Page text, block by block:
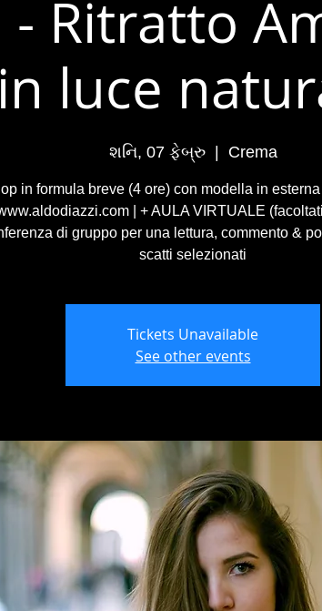
- Ritratto
in luce
શનિ, 07 ફેબ્રુ
  |
Crema
in formula breve (4 ore) con modella in
| + AULA VIRTUALE
di gruppo per una lettura, commento &
scatti selezionati
Tickets Unavailable
See other events